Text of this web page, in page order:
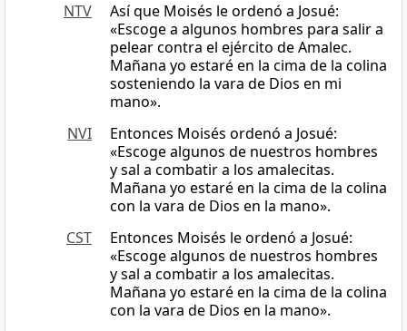
NTV
Así que Moisés le ordenó a Josué:
«Escoge a algunos hombres para salir a
pelear contra el ejército de Amalec.
Mañana yo estaré en la cima de la colina
sosteniendo la vara de Dios en mi
mano».
NVI
Entonces Moisés ordenó a Josué:
«Escoge algunos de nuestros hombres
y sal a combatir a los amalecitas.
Mañana yo estaré en la cima de la colina
con la vara de Dios en la mano».
CST
Entonces Moisés le ordenó a Josué:
«Escoge algunos de nuestros hombres
y sal a combatir a los amalecitas.
Mañana yo estaré en la cima de la colina
con la vara de Dios en la mano».